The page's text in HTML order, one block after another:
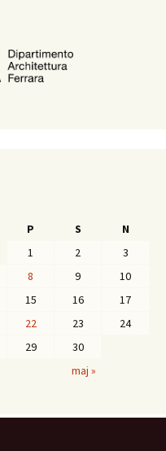
P S
N
1
2
3
8 9
10
15 16
17
22 23
24
29
30
maj »